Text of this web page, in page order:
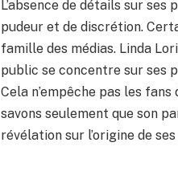
L’absence de détails sur
pudeur et de discrétion.
famille des médias. Linda
public se concentre sur ses
Cela n’empêche pas les
savons seulement que son
révélation sur l’origine de